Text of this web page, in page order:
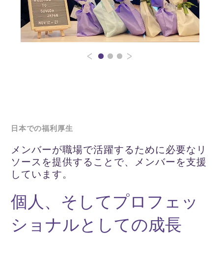
日本での福利厚生
メンバーが職場で活躍するために必要なリ
ソースを提供することで、メンバーを支援
しています。
個人、そしてプロフェッ
ショナルとしての成長